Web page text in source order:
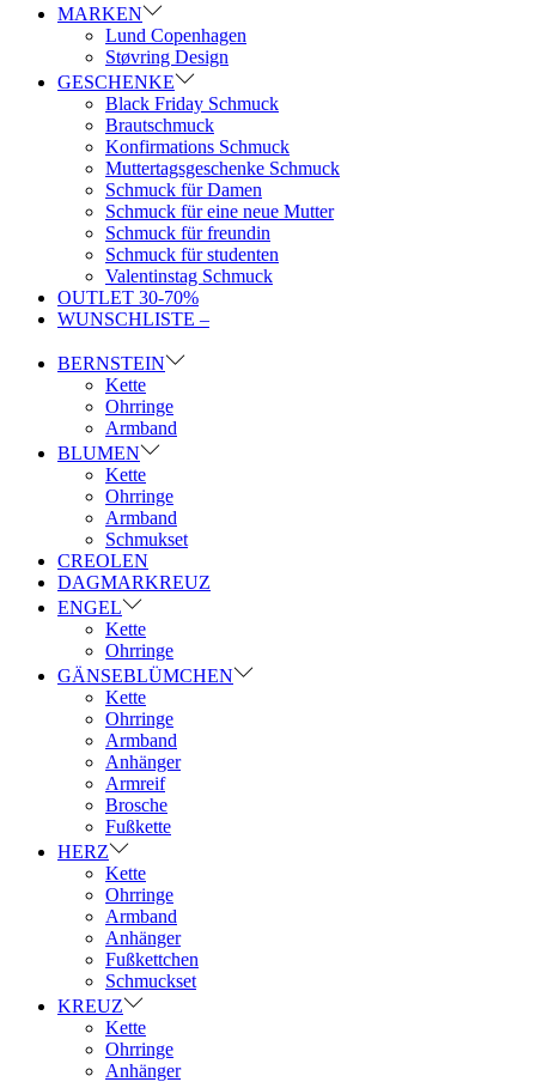
MARKEN
Lund Copenhagen
Støvring Design
GESCHENKE
Black Friday Schmuck
Brautschmuck
Konfirmations Schmuck
Muttertagsgeschenke Schmuck
Schmuck für Damen
Schmuck für eine neue Mutter
Schmuck für freundin
Schmuck für studenten
Valentinstag Schmuck
OUTLET 30-70%
WUNSCHLISTE –
BERNSTEIN
Kette
Ohrringe
Armband
BLUMEN
Kette
Ohrringe
Armband
Schmukset
CREOLEN
DAGMARKREUZ
ENGEL
Kette
Ohrringe
GÄNSEBLÜMCHEN
Kette
Ohrringe
Armband
Anhänger
Armreif
Brosche
Fußkette
HERZ
Kette
Ohrringe
Armband
Anhänger
Fußkettchen
Schmuckset
KREUZ
Kette
Ohrringe
Anhänger